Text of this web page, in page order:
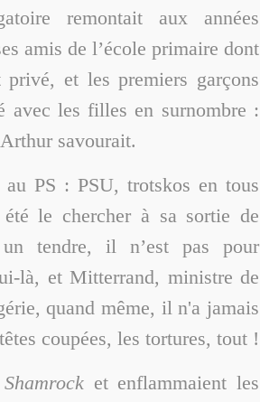
remontait aux années
amis de l’école primaire dont
privé, et les premiers garçons
avec les filles en surnombre :
savourait.
PS : PSU, trotskos en tous
le chercher à sa sortie de
tendre, il n’est pas pour
là, et Mitterrand, ministre de
quand même, il n'a jamais
coupées, les tortures, tout !
Shamrock et enflammaient les